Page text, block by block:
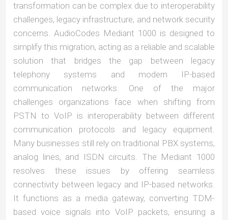
transformation can be complex due to interoperability
challenges, legacy infrastructure, and network security
concerns. AudioCodes Mediant 1000 is designed to
simplify this migration, acting as a reliable and scalable
solution that bridges the gap between legacy
telephony systems and modern IP-based
communication networks. One of the major
challenges organizations face when shifting from
PSTN to VoIP is interoperability between different
communication protocols and legacy equipment.
Many businesses still rely on traditional PBX systems,
analog lines, and ISDN circuits. The Mediant 1000
resolves these issues by offering seamless
connectivity between legacy and IP-based networks.
It functions as a media gateway, converting TDM-
based voice signals into VoIP packets, ensuring a